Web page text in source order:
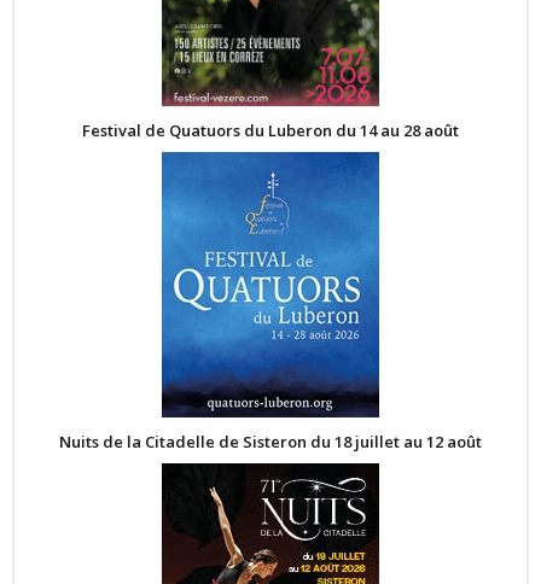
Festival de Quatuors du Luberon du 14 au 28 août
Nuits de la Citadelle de Sisteron du 18 juillet au 12 août